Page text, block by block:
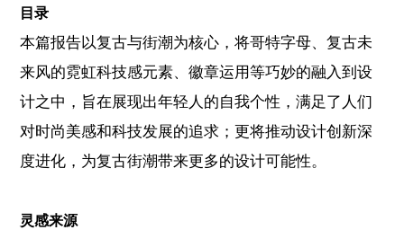
目录
本篇报告以复古与街潮为核心，将哥特字母、复古未
来风的霓虹科技感元素、徽章运用等巧妙的融入到设
计之中，旨在展现出年轻人的自我个性，满足了人们
对时尚美感和科技发展的追求；更将推动设计创新深
度进化，为复古街潮带来更多的设计可能性。
灵感来源